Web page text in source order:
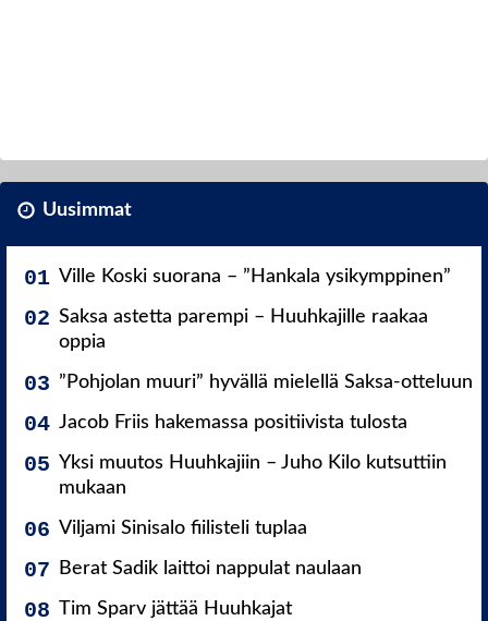
Uusimmat
Ville Koski suorana – ”Hankala ysikymppinen”
Saksa astetta parempi – Huuhkajille raakaa
oppia
”Pohjolan muuri” hyvällä mielellä Saksa-otteluun
Jacob Friis hakemassa positiivista tulosta
Yksi muutos Huuhkajiin – Juho Kilo kutsuttiin
mukaan
Viljami Sinisalo fiilisteli tuplaa
Berat Sadik laittoi nappulat naulaan
Tim Sparv jättää Huuhkajat